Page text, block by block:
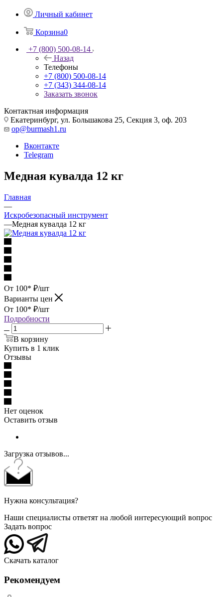
Личный кабинет
Корзина0
+7 (800) 500-08-14
Назад
Телефоны
+7 (800) 500-08-14
+7 (343) 344-08-14
Заказать звонок
Контактная информация
Екатеринбург, ул. Большакова 25, Секция 3, оф. 203
op@burmash1.ru
Вконтакте
Telegram
Медная кувалда 12 кг
Главная
—
Искробезопасный инструмент
—Медная кувалда 12 кг
От 100* ₽/шт
Варианты цен
От 100* ₽/шт
Подробности
В корзину
Купить в 1 клик
Отзывы
Нет оценок
Оставить отзыв
Загрузка отзывов...
Нужна консультация?
Наши специалисты ответят на любой интересующий вопрос
Задать вопрос
Скачать каталог
Рекомендуем